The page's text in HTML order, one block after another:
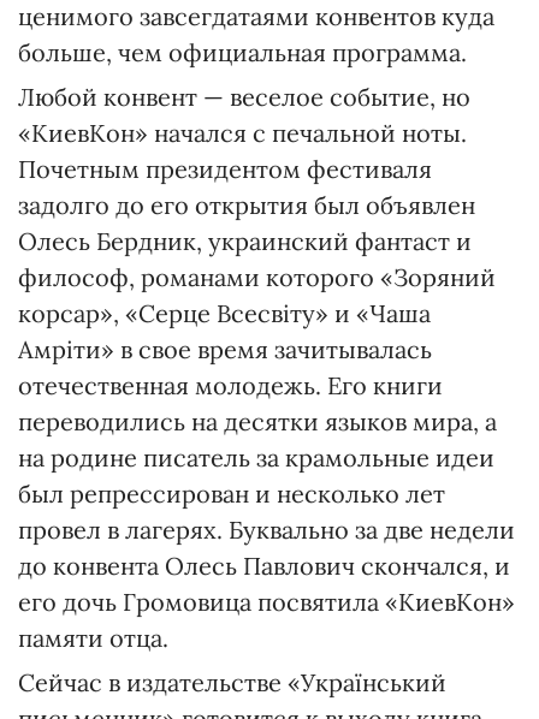
ценимого завсегдатаями конвентов куда
больше, чем официальная программа.
Любой конвент — веселое событие, но
«КиевКон» начался с печальной ноты.
Почетным президентом фестиваля
задолго до его открытия был объявлен
Олесь Бердник, украинский фантаст и
философ, романами которого «Зоряний
корсар», «Серце Всесвіту» и «Чаша
Амріти» в свое время зачитывалась
отечественная молодежь. Его книги
переводились на десятки языков мира, а
на родине писатель за крамольные идеи
был репрессирован и несколько лет
провел в лагерях. Буквально за две недели
до конвента Олесь Павлович скончался, и
его дочь Громовица посвятила «КиевКон»
памяти отца.
Сейчас в издательстве «Український